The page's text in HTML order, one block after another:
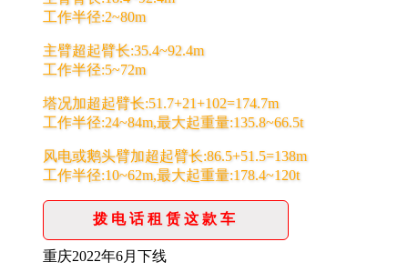
工作半径:2~80m
主臂超起臂长:35.4~92.4m
工作半径:5~72m
塔况加超起臂长:51.7+21+102=174.7m
工作半径:24~84m,最大起重量:135.8~66.5t
风电或鹅头臂加超起臂长:86.5+51.5=138m
工作半径:10~62m,最大起重量:178.4~120t
拨电话租赁这款车
重庆2022年6月下线